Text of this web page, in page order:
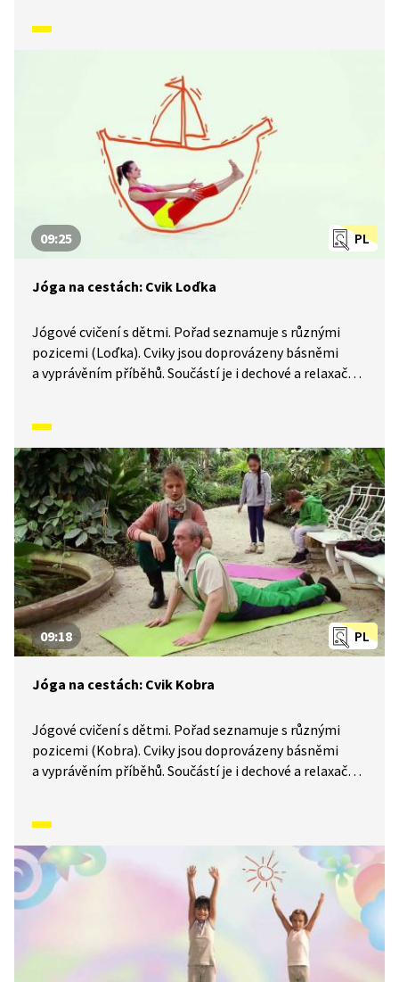
PL
09:25
Jóga na cestách: Cvik Loďka
Jógové cvičení s dětmi. Pořad seznamuje s různými
pozicemi (Loďka). Cviky jsou doprovázeny básněmi
a vyprávěním příběhů. Součástí je i dechové a relaxační
PL
09:18
Jóga na cestách: Cvik Kobra
Jógové cvičení s dětmi. Pořad seznamuje s různými
pozicemi (Kobra). Cviky jsou doprovázeny básněmi
a vyprávěním příběhů. Součástí je i dechové a relaxační